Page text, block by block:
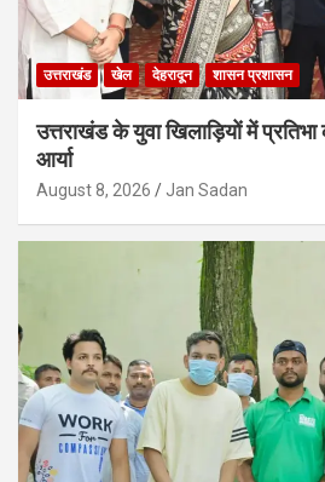
उत्तराखंड खेल देहरादून शासन प्रशासन
उत्तराखंड के युवा खिलाड़ियों में
आर्या
August 8, 2026 Jan Sadan